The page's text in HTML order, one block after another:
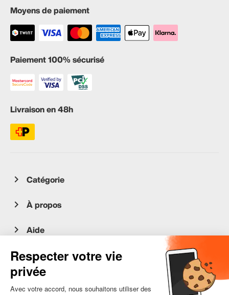
Moyens de paiement
Paiement 100% sécurisé
Livraison en 48h
Catégorie
À propos
Aide
Service client
occasion.migros.mobile@recommerce.com